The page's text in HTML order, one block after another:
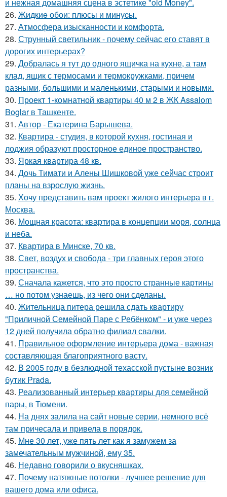
26. Жидкиe обои: плюсы и минуcы.
27. Атмосфера изысканности и комфорта.
28. Струнный светильник - почему сейчас его ставят в
дорогих интерьерах?
29. Добралась я тут до одного ящичка на кухне, а там
клад, ящик с термосами и термокружками, причем
разными, большими и маленькими, старыми и новыми.
30. Проект 1-комнатной квартиры 40 м 2 в ЖК Assalom
Boglar в Ташкенте.
31. Автор - Екатерина Барышева.
32. Квартира - студия, в которой кухня, гостиная и
лоджия образуют просторное единое пространство.
33. Яркая квартира 48 кв.
34. Дочь Тимати и Алены Шишковой уже сейчас строит
планы на взрослую жизнь.
35. Хочу представить вам проект жилого интерьера в г.
Москва.
36. Мощная красота: квартира в концепции моря, солнца
и неба.
37. Квартира в Минске, 70 кв.
38. Свет, воздух и свобода - три главных героя этого
пространства.
39. Сначала кажется, что это просто странные картины
… но потом узнаешь, из чего они сделаны.
40. Жительница питера решила сдать квартиру
"Приличной Семейной Паре с Ребёнком" - и уже через
12 дней получила обратно филиал свалки.
41. Правильное оформление интерьера дома - важная
составляющая благоприятного васту.
42. В 2005 году в безлюдной техасской пустыне возник
бутик Prada.
43. Реализованный интерьер квартиры для семейной
пары, в Тюмени.
44. На днях залила на сайт новые серии, немного всё
там причесала и привела в порядок.
45. Мне 30 лет, уже пять лет как я замужем за
замечательным мужчиной, ему 35.
46. Недавно говорили о вкусняшках.
47. Почему натяжные потолки - лучшее решение для
вашего дома или офиса.